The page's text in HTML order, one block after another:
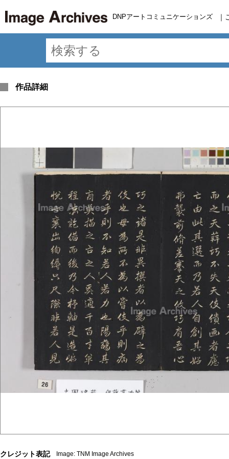
DNPアートコミュニケーションズ ｜
作品詳細
クレジット表記 Image: TNM Image Archives